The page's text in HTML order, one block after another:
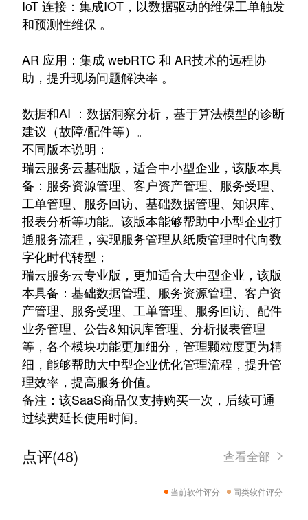
IoT 连接：集成IOT，以数据驱动的维保工单触发
和预测性维保 。
AR 应用：集成 webRTC 和 AR技术的远程协
助，提升现场问题解决率 。
数据和AI ：数据洞察分析，基于算法模型的诊断
建议（故障/配件等）。
不同版本说明：
瑞云服务云基础版，适合中小型企业，该版本具
备：服务资源管理、客户资产管理、服务受理、
工单管理、服务回访、基础数据管理、知识库、
报表分析等功能。该版本能够帮助中小型企业打
通服务流程，实现服务管理从纸质管理时代向数
字化时代转型；
瑞云服务云专业版，更加适合大中型企业，该版
本具备：基础数据管理、服务资源管理、客户资
产管理、服务受理、工单管理、服务回访、配件
业务管理、公告&知识库管理、分析报表管理
等，各个模块功能更加细分，管理颗粒度更为精
细，能够帮助大中型企业优化管理流程，提升管
理效率，提高服务价值。
备注：该SaaS商品仅支持购买一次，后续可通
过续费延长使用时间。
点评(48) 查看全部
当前软件评分 同类软件评分